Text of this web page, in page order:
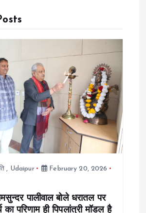
, Udaipur
February 20, 2026
पालीवाल बोले धरातल पर
का परिणाम ही पिपलांत्री मॉडल है